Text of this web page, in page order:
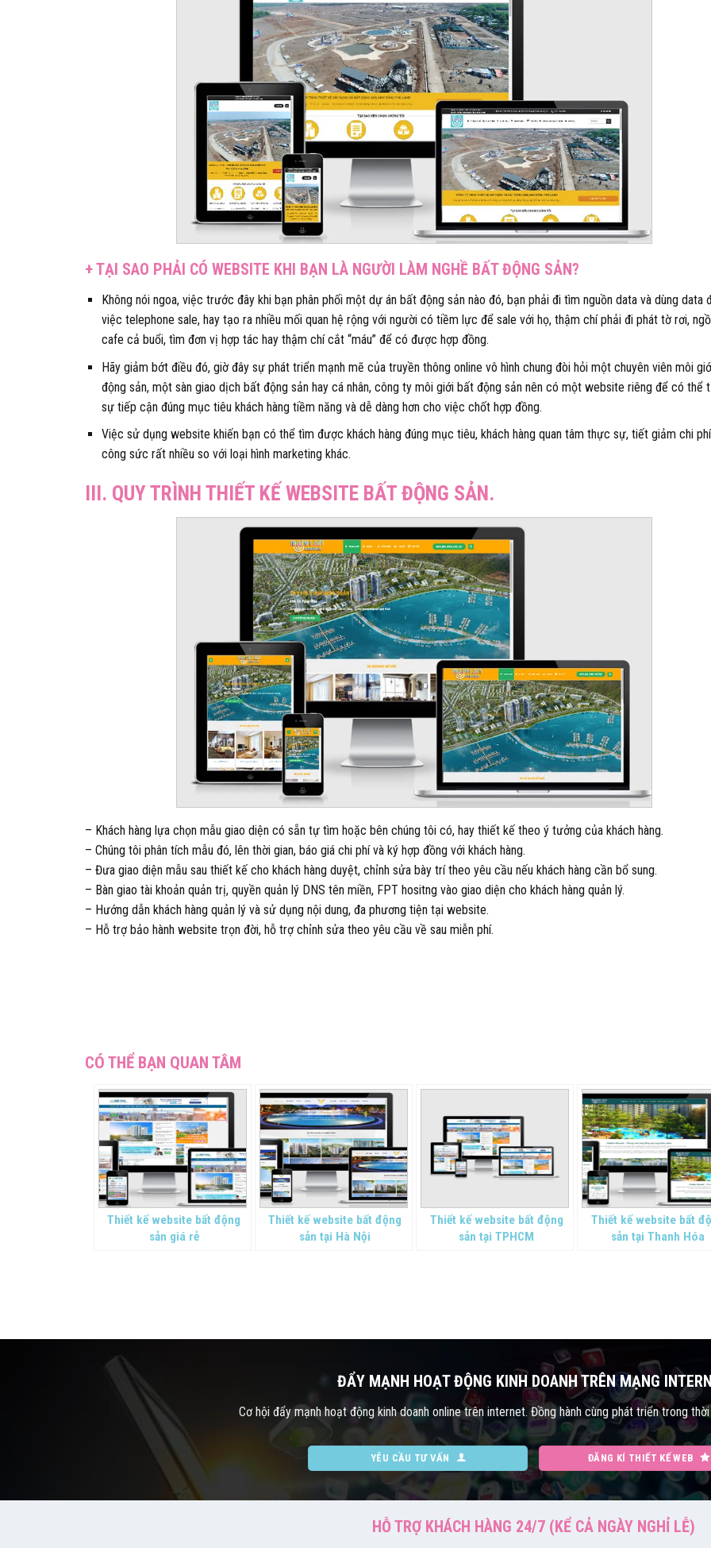
+ TẠI SAO PHẢI CÓ WEBSITE KHI BẠN LÀ NGƯỜI LÀM NGHỀ BẤT ĐỘNG SẢN?
Không nói ngoa, việc trước đây khi bạn phân phối một dự án bất động sản nào đó, bạn phải đi tìm nguồn data và dùng data
việc telephone sale, hay tạo ra nhiều mối quan hệ rộng với người có tiềm lực để sale với họ, thậm chí phải đi phát tờ rơi,
cafe cả buổi, tìm đơn vị hợp tác hay thậm chí cắt “máu” để có được hợp đồng.
Hãy giảm bớt điều đó, giờ đây sự phát triển mạnh mẽ của truyền thông online vô hình chung đòi hỏi một chuyên viên môi
động sản, một sàn giao dịch bất động sản hay cá nhân, công ty môi giới bất động sản nên có một website riêng để có thể
sự tiếp cận đúng mục tiêu khách hàng tiềm năng và dễ dàng hơn cho việc chốt hợp đồng.
Việc sử dụng website khiến bạn có thể tìm được khách hàng đúng mục tiêu, khách hàng quan tâm thực sự, tiết giảm chi
công sức rất nhiều so với loại hình marketing khác.
III. QUY TRÌNH THIẾT KẾ WEBSITE BẤT ĐỘNG SẢN.
– Khách hàng lựa chọn mẫu giao diện có sẵn tự tìm hoặc bên chúng tôi có, hay thiết kế theo ý tưởng của khách hàng.
– Chúng tôi phân tích mẫu đó, lên thời gian, báo giá chi phí và ký hợp đồng với khách hàng.
– Đưa giao diện mẫu sau thiết kế cho khách hàng duyệt, chỉnh sửa bày trí theo yêu cầu nếu khách hàng cần bổ sung.
– Bàn giao tài khoản quản trị, quyền quản lý DNS tên miền, FPT hositng vào giao diện cho khách hàng quản lý.
– Hướng dẫn khách hàng quản lý và sử dụng nội dung, đa phương tiện tại website.
– Hỗ trợ bảo hành website trọn đời, hỗ trợ chỉnh sửa theo yêu cầu về sau miễn phí.
Thiết kế website bất động
sản giá rẻ
Thiết kế website bất động
sản tại Hà Nội
Thiết kế website bất động
sản tại TPHCM
Thiết kế website bất
sản tại Thanh Hóa
ĐẨY MẠNH HOẠT ĐỘNG KINH DOANH TRÊN MẠNG
Cơ hội đẩy mạnh hoạt động kinh doanh online trên internet. Đồng hành cùng phát triển trong
YÊU CẦU TƯ VẤN ĐĂNG KÍ THIẾT KẾ WEB
HỖ TRỢ KHÁCH HÀNG 24/7 (KỂ CẢ NGÀY NGHỈ LỄ)